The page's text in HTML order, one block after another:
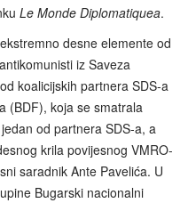
Le Monde Diplomatiquea.
desne elemente od
iz Saveza
koalicijskih partnera SDS-a
(BDF), koja se smatrala
od partnera SDS-a, a
krila povijesnog VMRO-
saradnik Ante Pavelića. U
Bugarski nacionalni